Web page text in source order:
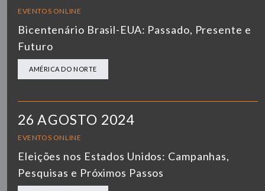
EVENTOS ONLINE
Bicentenário Brasil-EUA: Passado, Presente e
Futuro
AMÉRICA DO NORTE
26 AGOSTO 2024
EVENTOS ONLINE
Eleições nos Estados Unidos: Campanhas,
Pesquisas e Próximos Passos